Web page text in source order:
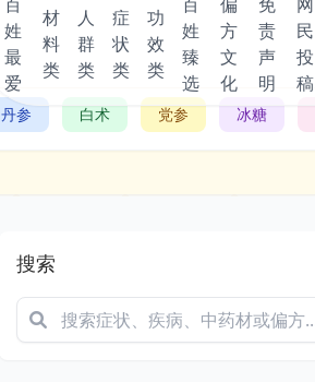
姓
最
爱
材
料
类
人
群
类
症
状
类
功
效
类
姓
臻
选
方
文
化
责
声
明
民
投
稿
丹参 白术 党参 冰糖
搜索